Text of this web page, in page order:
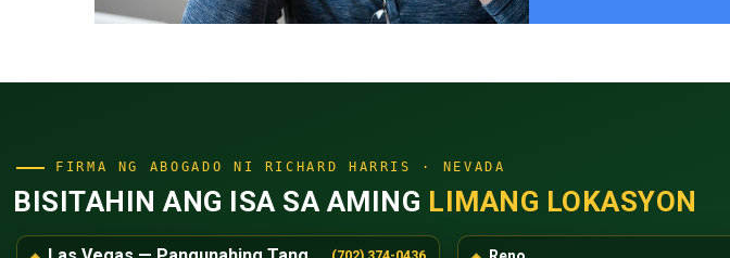
FIRMA NG ABOGADO NI RICHARD HARRIS · NEVADA
BISITAHIN ANG ISA SA AMING LIMANG LOKASYON